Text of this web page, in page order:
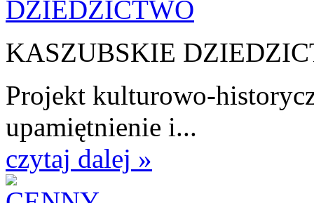
KASZUBSKIE
Projekt kulturowo-
upamiętnienie i...
czytaj dalej »